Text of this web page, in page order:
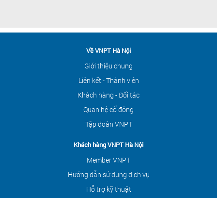
Về VNPT Hà Nội
Giới thiệu chung
Liên kết - Thành viên
Khách hàng - Đối tác
Quan hệ cổ đông
Tập đoàn VNPT
Khách hàng VNPT Hà Nội
Member VNPT
Hướng dẫn sử dụng dịch vụ
Hỗ trợ kỹ thuật